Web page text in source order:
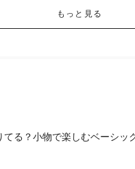
もっと見る
てる？小物で楽しむベーシッ